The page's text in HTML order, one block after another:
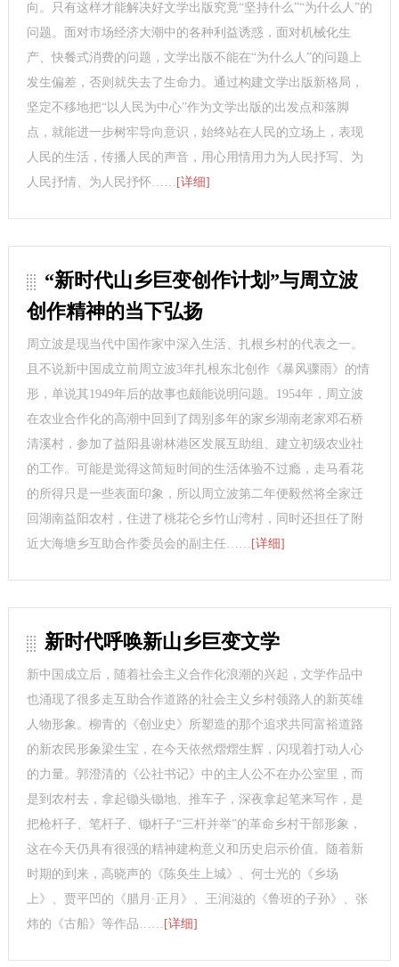
向。只有这样才能解决好文学出版究竟“坚持什么”“为什么人”的
问题。面对市场经济大潮中的各种利益诱惑，面对机械化生
产、快餐式消费的问题，文学出版不能在“为什么人”的问题上
发生偏差，否则就失去了生命力。通过构建文学出版新格局，
坚定不移地把“以人民为中心”作为文学出版的出发点和落脚
点，就能进一步树牢导向意识，始终站在人民的立场上，表现
人民的生活，传播人民的声音，用心用情用力为人民抒写、为
人民抒情、为人民抒怀…… [详细]
“新时代山乡巨变创作计划”与周立波
创作精神的当下弘扬
周立波是现当代中国作家中深入生活、扎根乡村的代表之一。
且不说新中国成立前周立波3年扎根东北创作《暴风骤雨》的情
形，单说其1949年后的故事也颇能说明问题。1954年，周立波
在农业合作化的高潮中回到了阔别多年的家乡湖南老家邓石桥
清溪村，参加了益阳县谢林港区发展互助组、建立初级农业社
的工作。可能是觉得这简短时间的生活体验不过瘾，走马看花
的所得只是一些表面印象，所以周立波第二年便毅然将全家迁
回湖南益阳农村，住进了桃花仑乡竹山湾村，同时还担任了附
近大海塘乡互助合作委员会的副主任…… [详细]
新时代呼唤新山乡巨变文学
新中国成立后，随着社会主义合作化浪潮的兴起，文学作品中
也涌现了很多走互助合作道路的社会主义乡村领路人的新英雄
人物形象。柳青的《创业史》所塑造的那个追求共同富裕道路
的新农民形象梁生宝，在今天依然熠熠生辉，闪现着打动人心
的力量。郭澄清的《公社书记》中的主人公不在办公室里，而
是到农村去，拿起锄头锄地、推车子，深夜拿起笔来写作，是
把枪杆子、笔杆子、锄杆子“三杆并举”的革命乡村干部形象，
这在今天仍具有很强的精神建构意义和历史启示价值。随着新
时期的到来，高晓声的《陈奂生上城》、何士光的《乡场
上》、贾平凹的《腊月·正月》、王润滋的《鲁班的子孙》、张
炜的《古船》等作品…… [详细]